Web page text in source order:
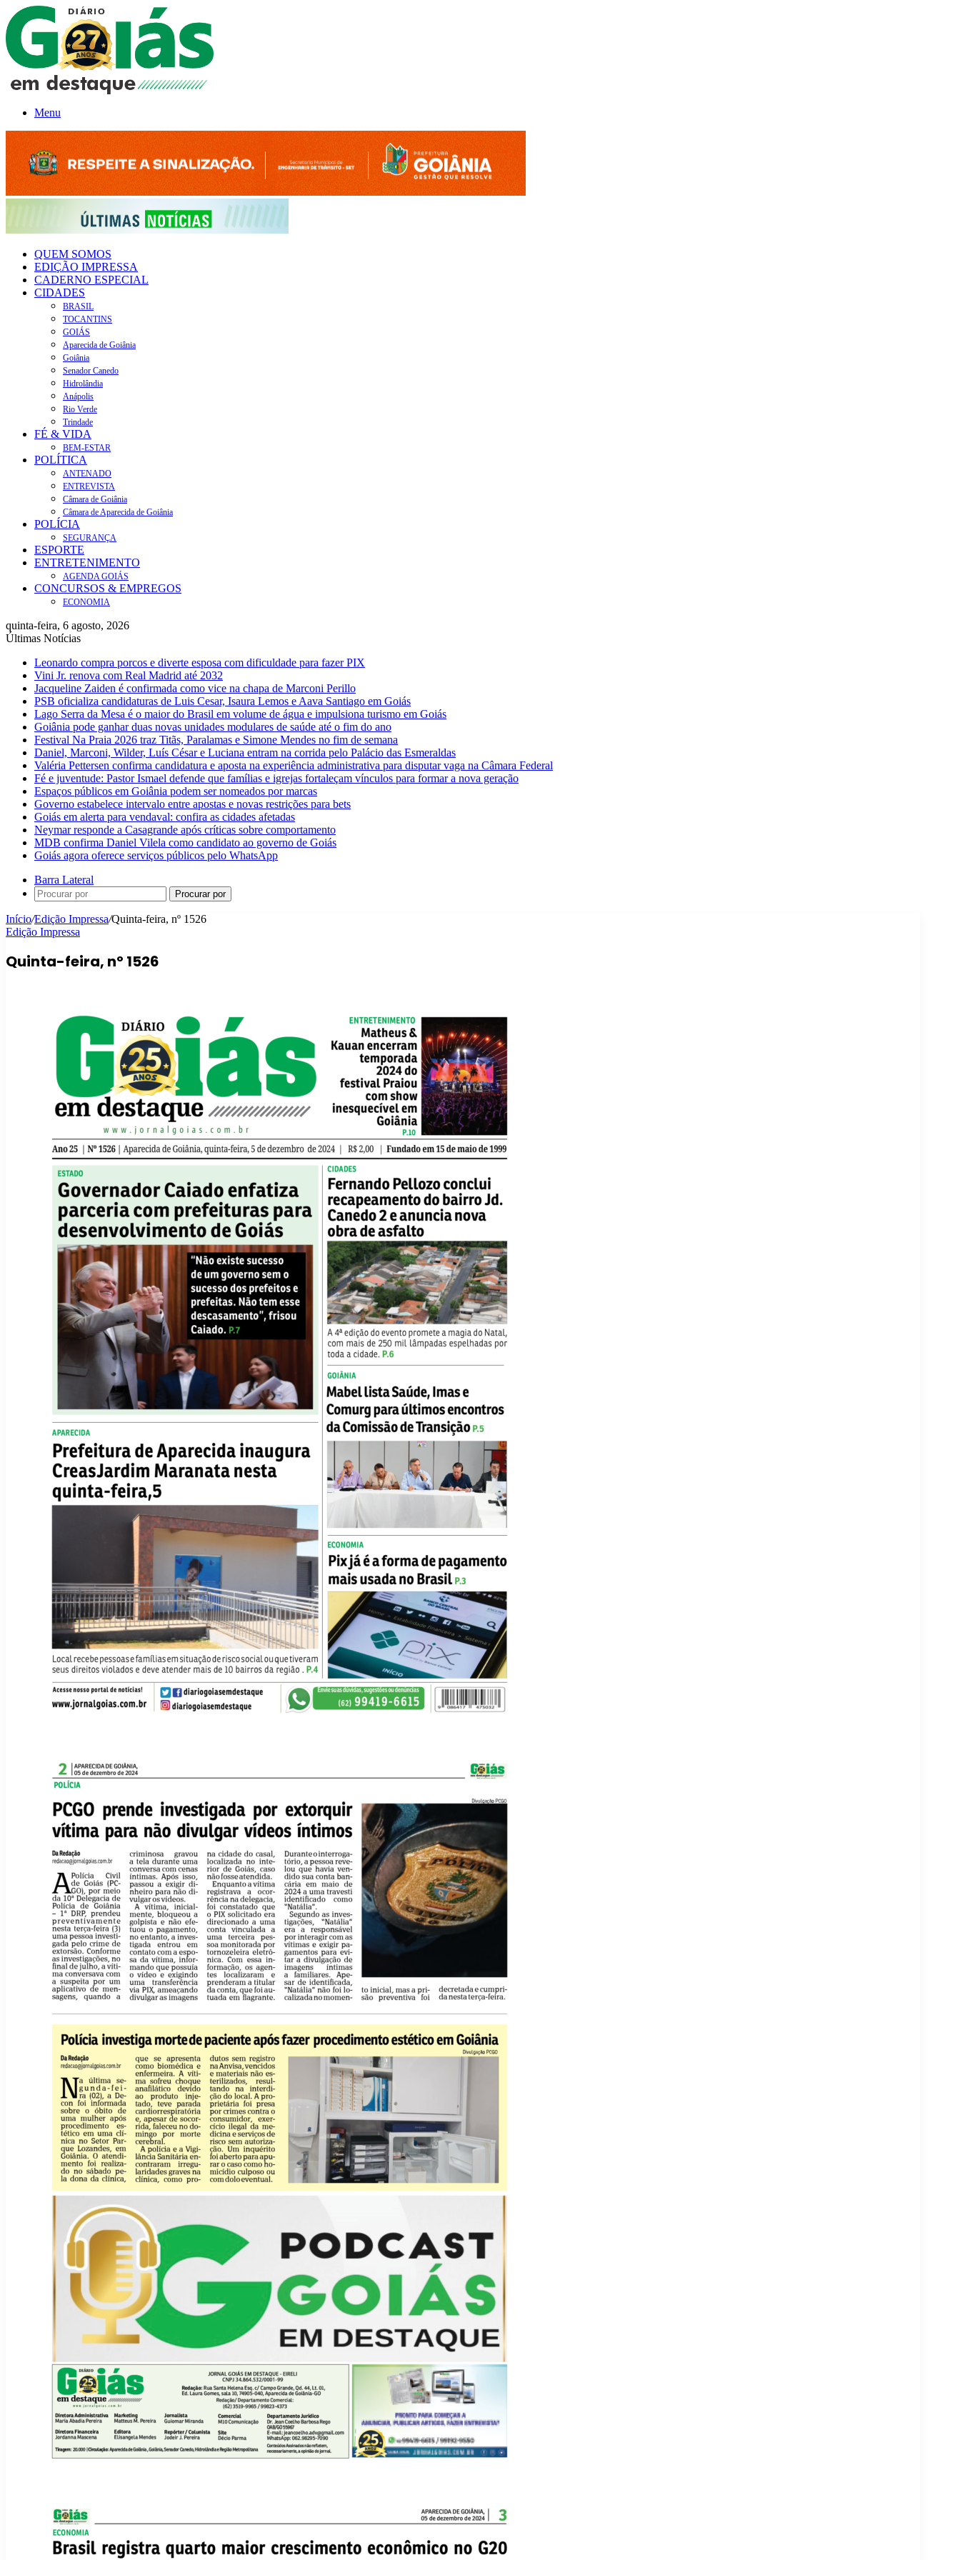
Menu
QUEM SOMOS
EDIÇÃO IMPRESSA
CADERNO ESPECIAL
CIDADES
BRASIL
TOCANTINS
GOIÁS
Aparecida de Goiânia
Goiânia
Senador Canedo
Hidrolândia
Anápolis
Rio Verde
Trindade
FÉ & VIDA
BEM-ESTAR
POLÍTICA
ANTENADO
ENTREVISTA
Câmara de Goiânia
Câmara de Aparecida de Goiânia
POLÍCIA
SEGURANÇA
ESPORTE
ENTRETENIMENTO
AGENDA GOIÁS
CONCURSOS & EMPREGOS
ECONOMIA
quinta-feira, 6 agosto, 2026
Últimas Notícias
Leonardo compra porcos e diverte esposa com dificuldade para fazer PIX
Vini Jr. renova com Real Madrid até 2032
Jacqueline Zaiden é confirmada como vice na chapa de Marconi Perillo
PSB oficializa candidaturas de Luis Cesar, Isaura Lemos e Aava Santiago em Goiás
Lago Serra da Mesa é o maior do Brasil em volume de água e impulsiona turismo em Goiás
Goiânia pode ganhar duas novas unidades modulares de saúde até o fim do ano
Festival Na Praia 2026 traz Titãs, Paralamas e Simone Mendes no fim de semana
Daniel, Marconi, Wilder, Luís César e Luciana entram na corrida pelo Palácio das Esmeraldas
Valéria Pettersen confirma candidatura e aposta na experiência administrativa para disputar vaga na Câmara Federal
Fé e juventude: Pastor Ismael defende que famílias e igrejas fortaleçam vínculos para formar a nova geração
Espaços públicos em Goiânia podem ser nomeados por marcas
Governo estabelece intervalo entre apostas e novas restrições para bets
Goiás em alerta para vendaval: confira as cidades afetadas
Neymar responde a Casagrande após críticas sobre comportamento
MDB confirma Daniel Vilela como candidato ao governo de Goiás
Goiás agora oferece serviços públicos pelo WhatsApp
Barra Lateral
Procurar por
Início/Edição Impressa/Quinta-feira, nº 1526
Edição Impressa
Quinta-feira, nº 1526